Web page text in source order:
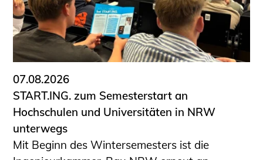
Datenschutz
Ingenieurakademie West
07.08.2026
START.ING. zum Semesterstart an
Hochschulen und Universitäten in NRW
unterwegs
Mit Beginn des Wintersemesters ist die